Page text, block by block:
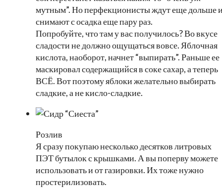
мутным”. Но перфекционисты ждут еще дольше
снимают с осадка еще пару раз.
Попробуйте, что там у вас получилось? Во вкусе
сладости не должно ощущаться вовсе. Яблочная
кислота, наоборот, начнет “выпирать”. Раньше ее
маскировал содержащийся в соке сахар, а теперь
ВСЁ. Вот поэтому яблоки желательно выбирать
сладкие, а не кисло-сладкие.
Розлив
Я сразу покупаю несколько десятков литровых
ПЭТ бутылок с крышками. А вы поперву можете
использовать и от газировки. Их тоже нужно
простерилизовать.